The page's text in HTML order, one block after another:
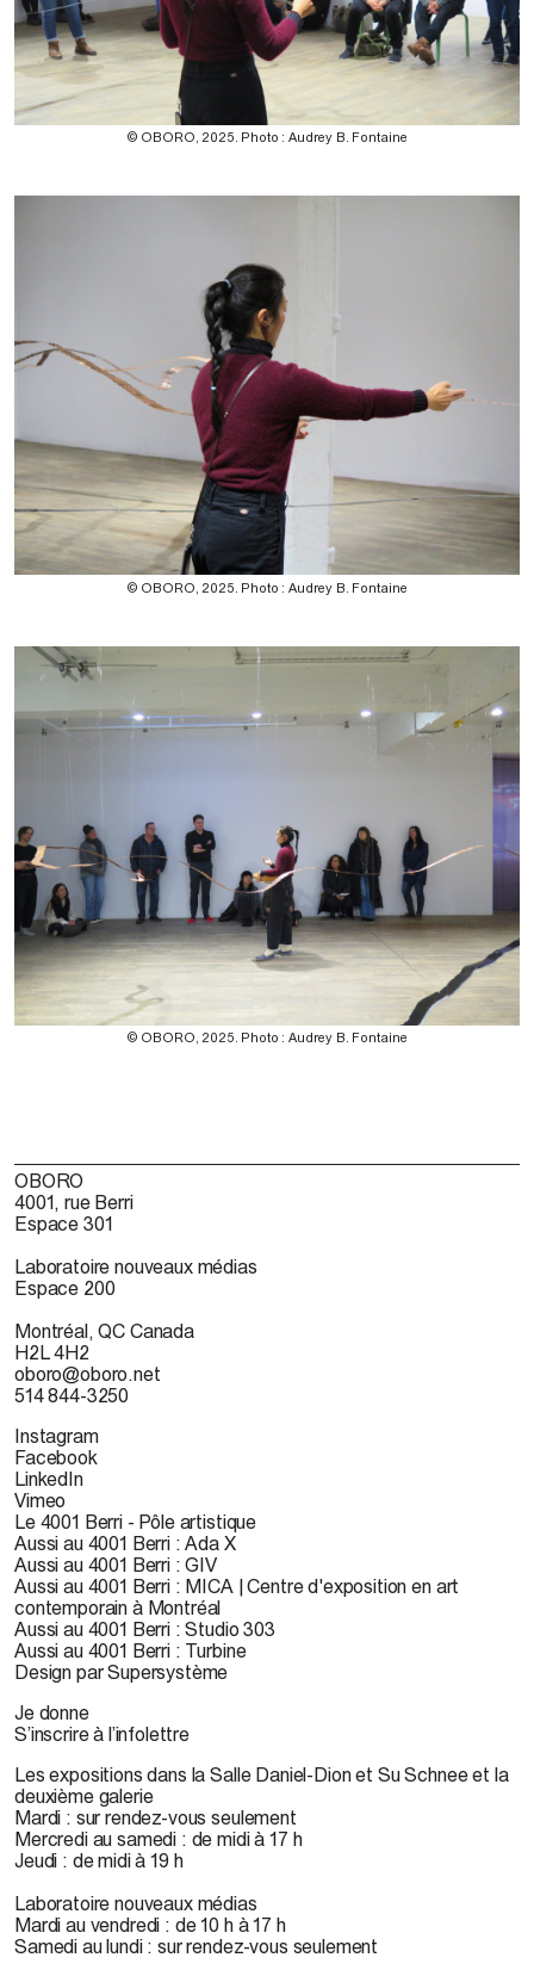
© OBORO, 2025. Photo : Audrey B. Fontaine
© OBORO, 2025. Photo : Audrey B. Fontaine
© OBORO, 2025. Photo : Audrey B. Fontaine
OBORO
4001, rue Berri
Espace 301
Laboratoire nouveaux médias
Espace 200
Montréal, QC Canada
H2L 4H2
oboro@oboro.net
514 844-3250
Instagram
Facebook
LinkedIn
Vimeo
Le 4001 Berri - Pôle artistique
Aussi au 4001 Berri : Ada X
Aussi au 4001 Berri : GIV
Aussi au 4001 Berri : MICA | Centre d'exposition en art
contemporain à Montréal
Aussi au 4001 Berri : Studio 303
Aussi au 4001 Berri : Turbine
Design par Supersystème
Je donne
S’inscrire à l’infolettre
Les expositions dans la Salle Daniel-Dion et Su Schnee et la
deuxième galerie
Mardi : sur rendez-vous seulement
Mercredi au samedi : de midi à 17 h
Jeudi : de midi à 19 h
Laboratoire nouveaux médias
Mardi au vendredi : de 10 h à 17 h
Samedi au lundi : sur rendez-vous seulement